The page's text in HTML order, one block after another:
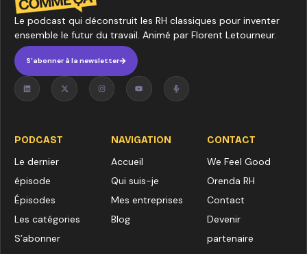
Le podcast qui déconstruit les RH classiques pour inventer
ensemble le futur du travail. Animé par Florent Letourneur.
S'abonner à la newsletter
PODCAST
Le dernier
épisode
Épisodes
Les catégories
S’abonner
NAVIGATION
Accueil
Qui suis-je
Mes entreprises
Blog
CONTACT
We Feel Good
Orenda RH
Contact
Devenir
partenaire